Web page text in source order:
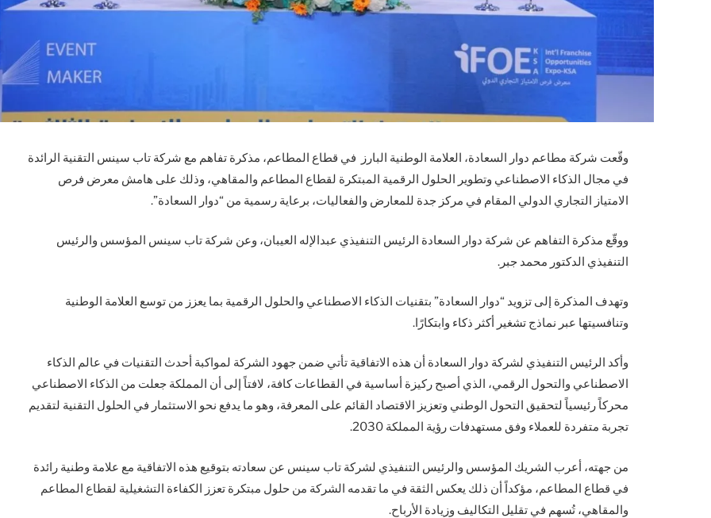
وقّعت شركة مطاعم دوار السعادة، العلامة الوطنية البارز في قطاع المطاعم، مذكرة تفاهم مع شركة تاب سينس التقنية الرائدة
في مجال الذكاء الاصطناعي وتطوير الحلول الرقمية المبتكرة لقطاع المطاعم والمقاهي، وذلك على هامش معرض فرص
الامتياز التجاري الدولي المقام في مركز جدة للمعارض والفعاليات، برعاية رسمية من “دوار السعادة”.
ووقّع مذكرة التفاهم عن شركة دوار السعادة الرئيس التنفيذي عبدالإله العيبان، وعن شركة تاب سينس المؤسس والرئيس
التنفيذي الدكتور محمد جبر.
وتهدف المذكرة إلى تزويد “دوار السعادة” بتقنيات الذكاء الاصطناعي والحلول الرقمية بما يعزز من توسع العلامة الوطنية
وتنافسيتها عبر نماذج تشغير أكثر ذكاء وابتكارًا.
وأكد الرئيس التنفيذي لشركة دوار السعادة أن هذه الاتفاقية تأتي ضمن جهود الشركة لمواكبة أحدث التقنيات في عالم الذكاء
الاصطناعي والتحول الرقمي، الذي أصبح ركيزة أساسية في القطاعات كافة، لافتاً إلى أن المملكة جعلت من الذكاء الاصطناعي
محركاً رئيسياً لتحقيق التحول الوطني وتعزيز الاقتصاد القائم على المعرفة، وهو ما يدفع نحو الاستثمار في الحلول التقنية لتقديم
تجربة متفردة للعملاء وفق مستهدفات رؤية المملكة 2030.
من جهته، أعرب الشريك المؤسس والرئيس التنفيذي لشركة تاب سينس عن سعادته بتوقيع هذه الاتفاقية مع علامة وطنية رائدة
في قطاع المطاعم، مؤكداً أن ذلك يعكس الثقة في ما تقدمه الشركة من حلول مبتكرة تعزز الكفاءة التشغيلية لقطاع المطاعم
والمقاهي، تُسهم في تقليل التكاليف وزيادة الأرباح.